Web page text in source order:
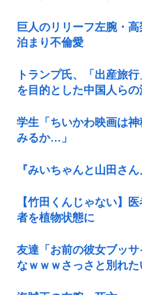
巨人のリリーフ左腕・
泊まり不倫愛
トランプ氏、「出産旅
を目的とした中国人ら
学生「ちいかわ映画は
みるか…」
『みいちゃんと山田さ
【竹田くんじゃない】
者を植物状態に
友達「お前の彼女ブッ
なｗｗｗさっさと別れた